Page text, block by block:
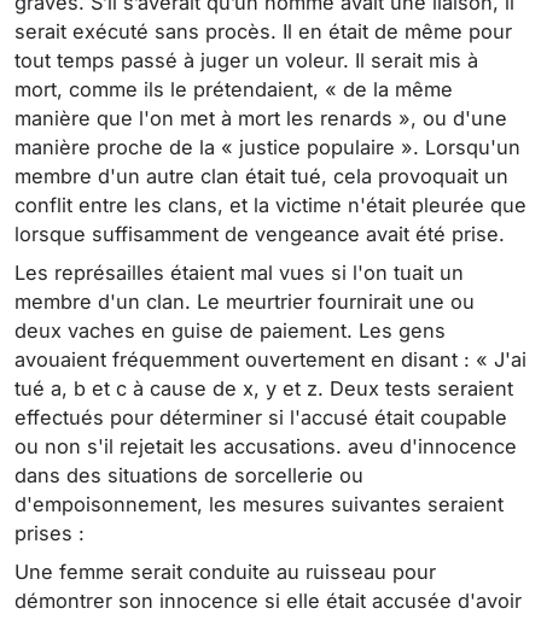
serait exécuté sans procès. Il en était de même pour
tout temps passé à juger un voleur. Il serait mis à
mort, comme ils le prétendaient, « de la même
manière que l'on met à mort les renards », ou d'une
manière proche de la « justice populaire ». Lorsqu'un
membre d'un autre clan était tué, cela provoquait un
conflit entre les clans, et la victime n'était pleurée que
lorsque suffisamment de vengeance avait été prise.
Les représailles étaient mal vues si l'on tuait un
membre d'un clan. Le meurtrier fournirait une ou
deux vaches en guise de paiement. Les gens
avouaient fréquemment ouvertement en disant : « J'ai
tué a, b et c à cause de x, y et z. Deux tests seraient
effectués pour déterminer si l'accusé était coupable
ou non s'il rejetait les accusations. aveu d'innocence
dans des situations de sorcellerie ou
d'empoisonnement, les mesures suivantes seraient
prises :
Une femme serait conduite au ruisseau pour
démontrer son innocence si elle était accusée d'avoir